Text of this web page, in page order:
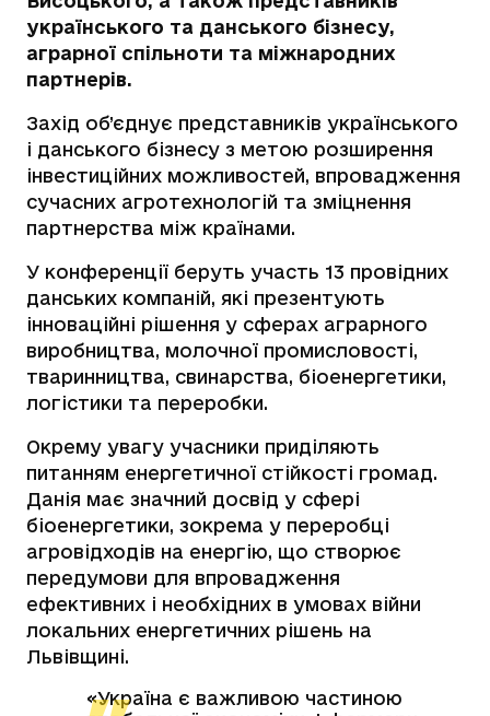
українського та данського бізнесу,
аграрної спільноти та міжнародних
партнерів.
Захід об’єднує представників українського
і данського бізнесу з метою розширення
інвестиційних можливостей, впровадження
сучасних агротехнологій та зміцнення
партнерства між країнами.
У конференції беруть участь 13 провідних
данських компаній, які презентують
інноваційні рішення у сферах аграрного
виробництва, молочної промисловості,
тваринництва, свинарства, біоенергетики,
логістики та переробки.
Окрему увагу учасники приділяють
питанням енергетичної стійкості громад.
Данія має значний досвід у сфері
біоенергетики, зокрема у переробці
агровідходів на енергію, що створює
передумови для впровадження
ефективних і необхідних в умовах війни
локальних енергетичних рішень на
Львівщині.
«Україна є важливою частиною